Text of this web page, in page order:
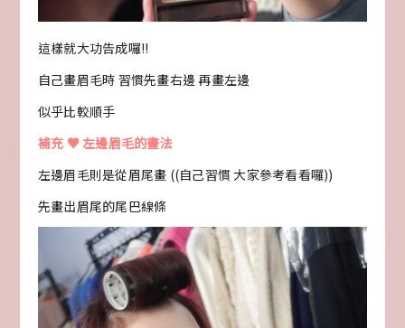
這樣就大功告成囉!!
自己畫眉毛時 習慣先畫右邊 再畫左邊
似乎比較順手
補充 ♥ 左邊眉毛的畫法
左邊眉毛則是從眉尾畫 ((自己習慣 大家參考看看囉))
先畫出眉尾的尾巴線條